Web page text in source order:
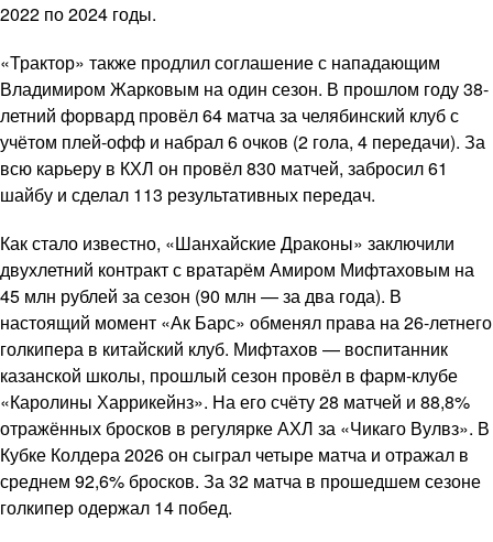
2022 по 2024 годы.
«Трактор» также продлил соглашение с нападающим
Владимиром Жарковым на один сезон. В прошлом году 38-
летний форвард провёл 64 матча за челябинский клуб с
учётом плей-офф и набрал 6 очков (2 гола, 4 передачи). За
всю карьеру в КХЛ он провёл 830 матчей, забросил 61
шайбу и сделал 113 результативных передач.
Как стало известно, «Шанхайские Драконы» заключили
двухлетний контракт с вратарём Амиром Мифтаховым на
45 млн рублей за сезон (90 млн — за два года). В
настоящий момент «Ак Барс» обменял права на 26-летнего
голкипера в китайский клуб. Мифтахов — воспитанник
казанской школы, прошлый сезон провёл в фарм-клубе
«Каролины Харрикейнз». На его счёту 28 матчей и 88,8%
отражённых бросков в регулярке АХЛ за «Чикаго Вулвз». В
Кубке Колдера 2026 он сыграл четыре матча и отражал в
среднем 92,6% бросков. За 32 матча в прошедшем сезоне
голкипер одержал 14 побед.